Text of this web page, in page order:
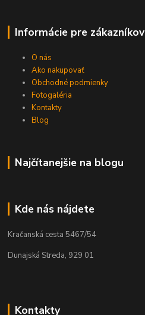
Informácie pre zákazníkov
O nás
Ako nakupovať
Obchodné podmienky
Fotogaléria
Kontakty
Blog
Najčítanejšie na blogu
Kde nás nájdete
Kračanská cesta 5467/54
Dunajská Streda, 929 01
Kontakty